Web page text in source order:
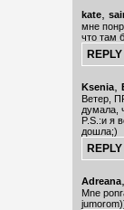
kate,
мне
что там
Ksenia,
Ветер,
думала,
P.S.:и я
дошла;)
Adreana,
Mne